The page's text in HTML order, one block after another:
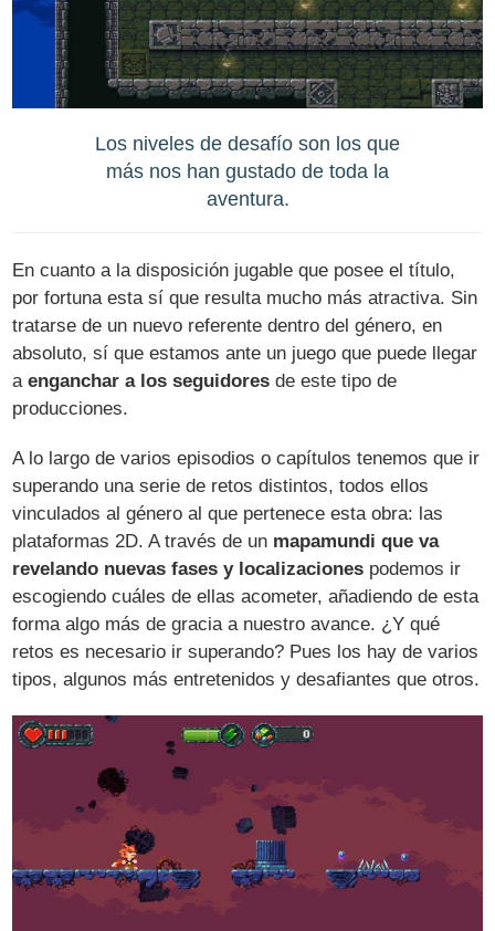
Los niveles de desafío son los que
más nos han gustado de toda la
aventura.
En cuanto a la disposición jugable que posee el título,
por fortuna esta sí que resulta mucho más atractiva. Sin
tratarse de un nuevo referente dentro del género, en
absoluto, sí que estamos ante un juego que puede llegar
aenganchar a los seguidores de este tipo de
producciones.
A lo largo de varios episodios o capítulos tenemos que ir
superando una serie de retos distintos, todos ellos
vinculados al género al que pertenece esta obra: las
plataformas 2D. A través de un mapamundi que va
revelando nuevas fases y localizaciones podemos ir
escogiendo cuáles de ellas acometer, añadiendo de esta
forma algo más de gracia a nuestro avance. ¿Y qué
retos es necesario ir superando? Pues los hay de varios
tipos, algunos más entretenidos y desafiantes que otros.